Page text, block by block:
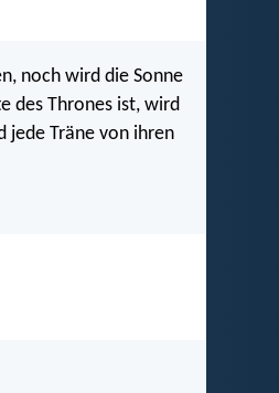
noch wird die Sonne
des Thrones ist, wird
jede Träne von ihren